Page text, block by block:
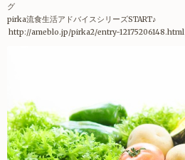
グ
pirka流食生活アドバイスシリーズSTART♪
http://ameblo.jp/pirka2/entry-12175206148.html